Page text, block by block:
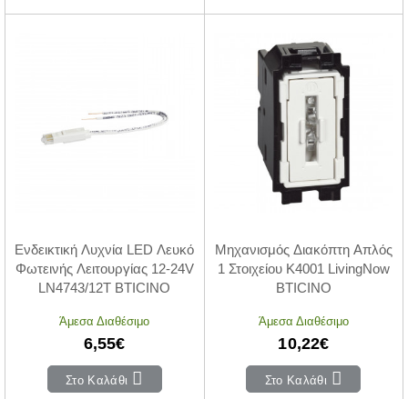
Ενδεικτική Λυχνία LED Λευκό
Φωτεινής Λειτουργίας 12-24V
LN4743/12T BTICINO
Άμεσα Διαθέσιμο
6,55€
Στο Καλάθι
Μηχανισμός Διακόπτη Απλός
1 Στοιχείου K4001 LivingNow
BTICINO
Άμεσα Διαθέσιμο
10,22€
Στο Καλάθι